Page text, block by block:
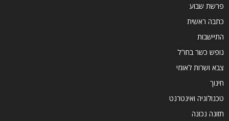
פרשת שבוע
כתבה ראשית
התיישבות
נופש כשר בחו"ל
צבא ושרות לאומי
חינוך
טכנולוגיה ואינטרנט
תזונה נכונה